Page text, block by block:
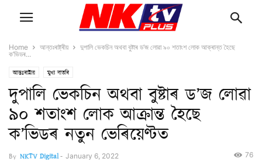
Home আন্তঃৰাষ্ট্ৰীয়
দুপালি ভেকচিন অথবা বুষ্টাৰ ড’জ লোৱা ৯০ শতাংশ লোক আক্ৰান্ত হৈছে
ক’ভিডৰ...
আন্তঃৰাষ্ট্ৰীয় মুখ্য বাতৰি
দুপালি ভেকচিন অথবা বুষ্টাৰ ড’জ লোৱা
৯০ শতাংশ লোক আক্ৰান্ত হৈছে
ক’ভিডৰ নতুন ভেৰিয়েণ্টত
By NKTV Digital- January 6, 2022 76